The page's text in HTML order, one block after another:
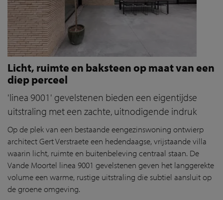
Licht, ruimte en baksteen op maat van een
diep perceel
'linea 9001' gevelstenen bieden een eigentijdse
uitstraling met een zachte, uitnodigende indruk
Op de plek van een bestaande eengezinswoning ontwierp
architect Gert Verstraete een hedendaagse, vrijstaande villa
waarin licht, ruimte en buitenbeleving centraal staan. De
Vande Moortel linea 9001 gevelstenen geven het langgerekte
volume een warme, rustige uitstraling die subtiel aansluit op
de groene omgeving.